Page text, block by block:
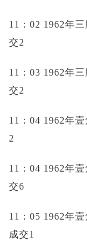
11：02 1962年
交2
11：03 1962年
交2
11：04 1962年
2
11：04 1962年
交6
11：05 1962年
成交1